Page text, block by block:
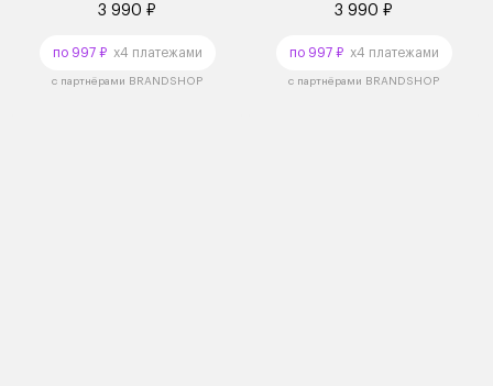
3 990 ₽
по 997 ₽x4 платежами
с партнёрами BRANDSHOP
3 990 ₽
по 997 ₽x4 платежами
с партнёрами BRANDSHOP